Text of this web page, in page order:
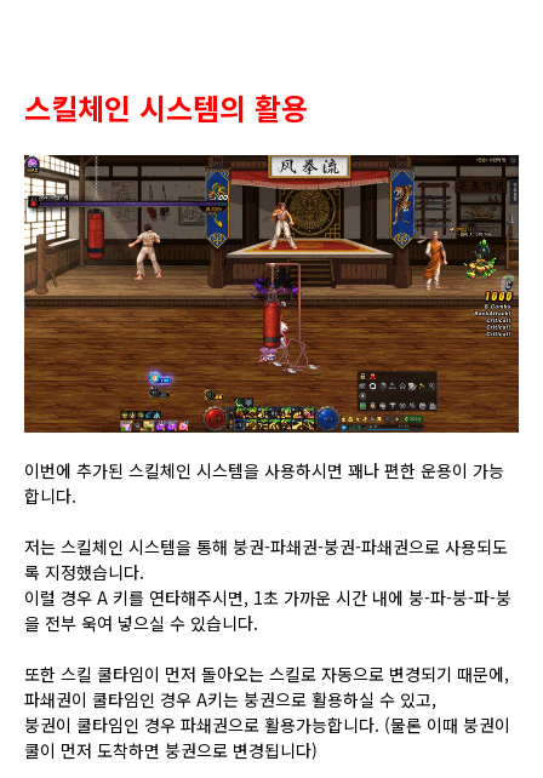
스킬체인 시스템의 활용
이번에 추가된 스킬체인 시스템을 사용하시면 꽤나 편한 운용이 가능
합니다.
저는 스킬체인 시스템을 통해 붕권-파쇄권-붕권-파쇄권으로 사용되도
록 지정했습니다.
이럴 경우 A 키를 연타해주시면, 1초 가까운 시간 내에 붕-파-붕-파-붕
을 전부 욱여 넣으실 수 있습니다.
또한 스킬 쿨타임이 먼저 돌아오는 스킬로 자동으로 변경되기 때문에,
파쇄권이 쿨타임인 경우 A키는 붕권으로 활용하실 수 있고,
붕권이 쿨타임인 경우 파쇄권으로 활용가능합니다. (물론 이때 붕권이
쿨이 먼저 도착하면 붕권으로 변경됩니다)